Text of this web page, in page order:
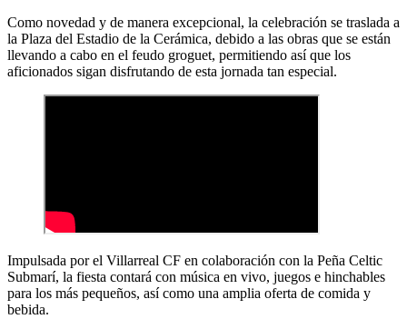
Como novedad y de manera excepcional, la celebración se traslada a
la Plaza del Estadio de la Cerámica, debido a las obras que se están
llevando a cabo en el feudo groguet, permitiendo así que los
aficionados sigan disfrutando de esta jornada tan especial.
Impulsada por el Villarreal CF en colaboración con la Peña Celtic
Submarí, la fiesta contará con música en vivo, juegos e hinchables
para los más pequeños, así como una amplia oferta de comida y
bebida.